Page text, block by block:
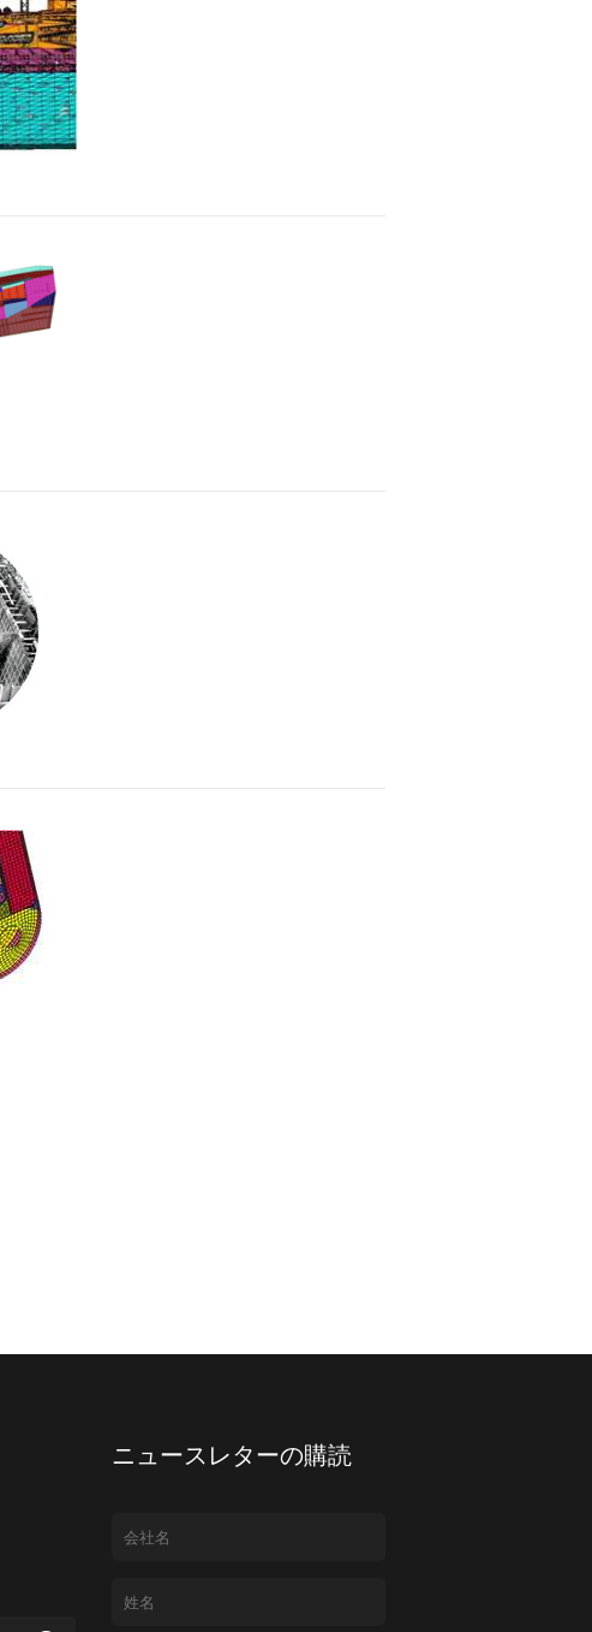
ニュースレターの購読